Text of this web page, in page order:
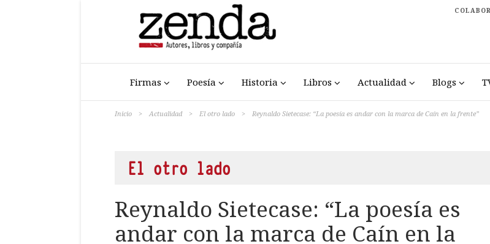
Firmas Poesía Historia Libros Actualidad Blogs
Inicio > Actualidad > El otro lado > Reynaldo Sietecase: “La poesía es andar con la marca de Caín en la frente”
El otro lado
Reynaldo Sietecase: “La poesía es
andar con la marca de Caín en la